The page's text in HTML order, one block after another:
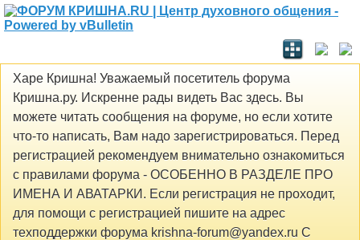
Харе Кришна! Уважаемый посетитель форума
Кришна.ру. Искренне рады видеть Вас здесь. Вы
можете читать сообщения на форуме, но если хотите
что-то написать, Вам надо зарегистрироваться. Перед
регистрацией рекомендуем внимательно ознакомиться
с правилами форума - ОСОБЕННО В РАЗДЕЛЕ ПРО
ИМЕНА И АВАТАРКИ. Если регистрация не проходит,
для помощи с регистрацией пишите на адрес
техподдержки форума krishna-forum@yandex.ru С